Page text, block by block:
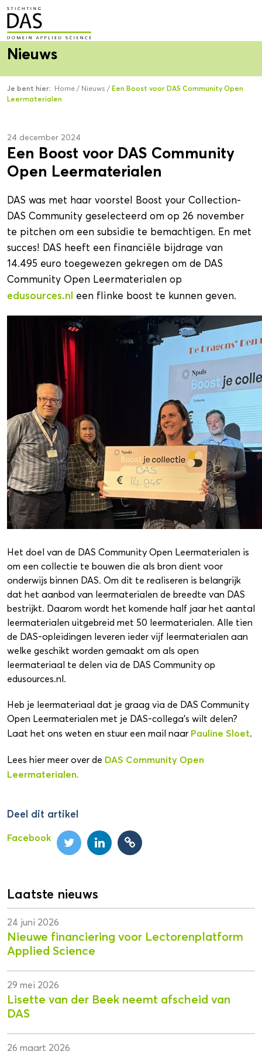
Nieuws
Je bent hier: Home / Nieuws / Een Boost voor DAS Community Open
Leermaterialen
24 december 2024
Een Boost voor DAS Community
Open Leermaterialen
DAS was met haar voorstel Boost your Collection-
DAS Community geselecteerd om op 26 november
te pitchen om een subsidie te bemachtigen. En met
succes! DAS heeft een financiële bijdrage van
14.495 euro toegewezen gekregen om de DAS
Community Open Leermaterialen op
edusources.nl een flinke boost te kunnen geven.
Het doel van de DAS Community Open Leermaterialen is
om een collectie te bouwen die als bron dient voor
onderwijs binnen DAS. Om dit te realiseren is belangrijk
dat het aanbod van leermaterialen de breedte van DAS
bestrijkt. Daarom wordt het komende half jaar het aantal
leermaterialen uitgebreid met 50 leermaterialen. Alle tien
de DAS-opleidingen leveren ieder vijf leermaterialen aan
welke geschikt worden gemaakt om als open
leermateriaal te delen via de DAS Community op
edusources.nl.
Heb je leermateriaal dat je graag via de DAS Community
Open Leermaterialen met je DAS-collega’s wilt delen?
Laat het ons weten en stuur een mail naar Pauline Sloet.
Lees hier meer over de DAS Community Open
Leermaterialen.
Deel dit artikel
Facebook
Laatste nieuws
24 juni 2026
Nieuwe financiering voor Lectorenplatform
Applied Science
29 mei 2026
Lisette van der Beek neemt afscheid van
DAS
26 maart 2026